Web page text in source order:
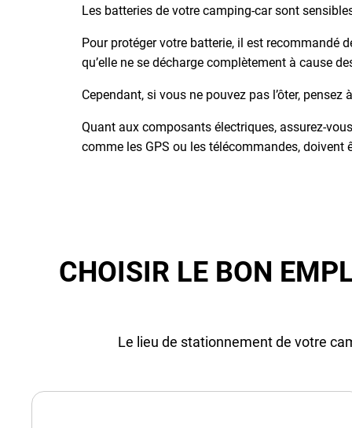
Les batteries de votre camping-car sont
Pour protéger votre batterie, il est recommandé
qu’elle ne se décharge complètement à cause
Cependant, si vous ne pouvez pas l’ôter,
Quant aux composants électriques, assurez-
comme les GPS ou les télécommandes,
CHOISIR LE BON
Le lieu de stationnement de votre